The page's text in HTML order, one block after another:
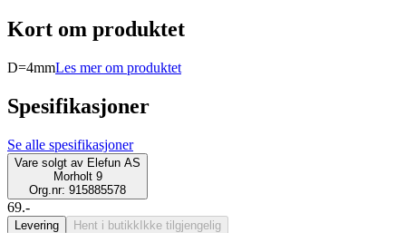
Kort om produktet
D=4mmLes mer om produktet
Spesifikasjoner
Se alle spesifikasjoner
Vare solgt av Elefun AS
Morholt 9
Org.nr: 915885578
69.-
Levering Hent i butikk Ikke tilgjengelig